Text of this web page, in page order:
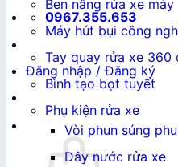
0967.355.653
Đăng nhập / Đăng ký
Ben nâng rửa xe máy
Máy hút bụi công
Tay quay rửa xe 360
Bình tạo bọt tuyết
Phụ kiện rửa xe
Vòi phun súng
Dây nước rửa xe